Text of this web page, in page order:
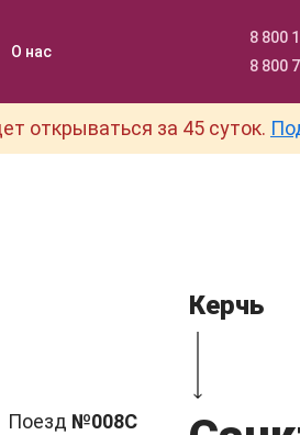
О нас
8 800
8 800
открываться за 45 суток.
Поезд №008С
Керчь